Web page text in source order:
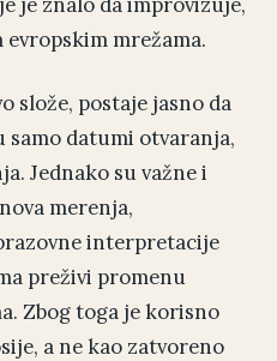
evropskim mrežama.
slože, postaje jasno da
datumi otvaranja,
Jednako su važne i
merenja,
interpretacije
preživi promenu
Zbog toga je korisno
a ne kao zatvoreno